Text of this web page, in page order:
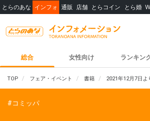
とらのあな インフォ 通販 店舗 とらコイン とら婚
総合 女性向け ランキン
TOP フェア・イベント 書籍 2021年12月7日
#コミッパ